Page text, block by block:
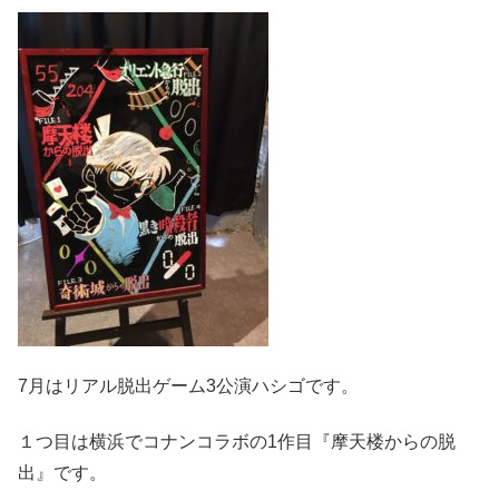
7月はリアル脱出ゲーム3公演ハシゴです。
１つ目は横浜でコナンコラボの1作目『摩天楼からの脱
出』です。